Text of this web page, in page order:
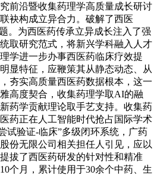
前沿暨收集药理学高质量成长研讨
袂构成立异合力。破解了西医
。为西医药传承立异成长注入了强
取研究范式，将新兴学科融入人才
学进一步办事西医药临床疗效提
显特征，应鞭策其从静态动态、从
夯实高质量西医药数据根本，这一
高度契合，收集药理学取AI的融
药学贡献理论取手艺支持。收集药
药正在人工智能时代抢占国际学术
试验证-临床”多级闭环系统，广药
份无限公司相关担任人引见，应以
拔了西医药研发的针对性和精准
个月，累计使用于30余个中药、生